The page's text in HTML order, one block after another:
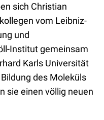
sich Christian
vom Leibniz-
und
Institut gemeinsam
Karls Universität
des Moleküls
sie einen völlig neuen